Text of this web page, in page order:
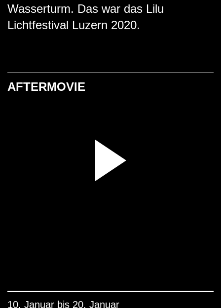
Wasserturm. Das war das Lilu
Lichtfestival Luzern 2020.
AFTERMOVIE
10. Januar bis 20. Januar